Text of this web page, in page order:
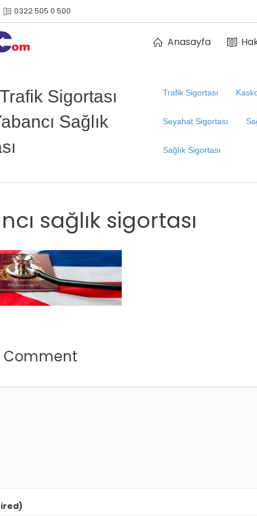
0322 505 0 500
Anasayfa
Sigortası
Sağlık
Trafik Sigortası
Seyahat Sigortası
Sağlık Sigortası
sağlık sigortası
Comment